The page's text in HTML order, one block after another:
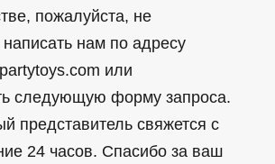
пожалуйста, не
написать нам по адресу
или
следующую форму запроса.
представитель свяжется с
24 часов. Спасибо за ваш